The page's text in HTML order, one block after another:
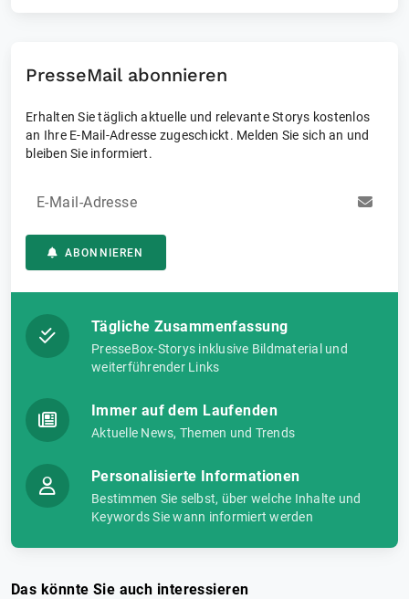
PresseMail abonnieren
Erhalten Sie täglich aktuelle und relevante Storys kostenlos
an Ihre E-Mail-Adresse zugeschickt. Melden Sie sich an und
bleiben Sie informiert.
E-Mail-Adresse
ABONNIEREN
Tägliche Zusammenfassung
PresseBox-Storys inklusive Bildmaterial und
weiterführender Links
Immer auf dem Laufenden
Aktuelle News, Themen und Trends
Personalisierte Informationen
Bestimmen Sie selbst, über welche Inhalte und
Keywords Sie wann informiert werden
Das könnte Sie auch interessieren